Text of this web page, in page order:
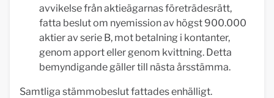
avvikelse från aktieägarnas företrädesrätt,
fatta beslut om nyemission av högst 900.000
aktier av serie B, mot betalning i kontanter,
genom apport eller genom kvittning. Detta
bemyndigande gäller till nästa årsstämma.
Samtliga stämmobeslut fattades enhälligt.